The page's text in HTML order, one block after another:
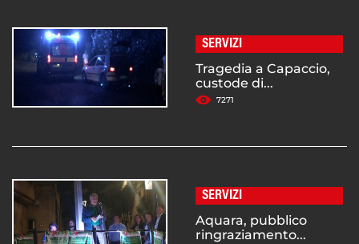
SERVIZI
Tragedia a Capaccio,
custode di...
7271
SERVIZI
Aquara, pubblico
ringraziamento...